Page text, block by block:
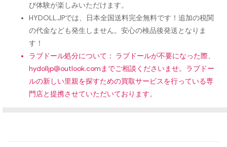
び体験が楽しみいただけます。
HYDOLL.JPでは、日本全国送料完全無料です！追加の税関
の代金なども発生しません。安心の検品後発送となりま
す！
ラブドール処分について： ラブドールが不要になった際、
hydolljp@outlook.comまでご相談くださいませ。ラブドー
ルの新しい里親を探すための買取サービスを行っている専
門店と提携させていただいております。